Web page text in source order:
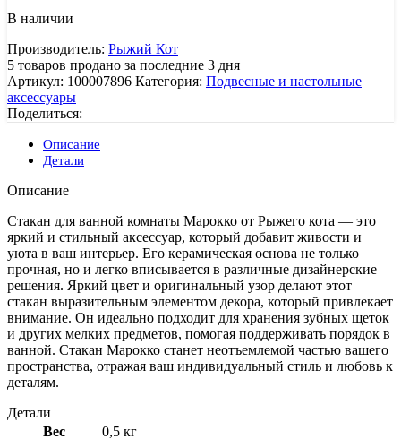
В наличии
Производитель: Рыжий Кот
5 товаров продано за последние 3 дня
Артикул: 100007896 Категория: Подвесные и настольные
аксессуары
Поделиться:
Описание
Детали
Описание
Стакан для ванной комнаты Марокко от Рыжего кота — это
яркий и стильный аксессуар, который добавит живости и
уюта в ваш интерьер. Его керамическая основа не только
прочная, но и легко вписывается в различные дизайнерские
решения. Яркий цвет и оригинальный узор делают этот
стакан выразительным элементом декора, который привлекает
внимание. Он идеально подходит для хранения зубных щеток
и других мелких предметов, помогая поддерживать порядок в
ванной. Стакан Марокко станет неотъемлемой частью вашего
пространства, отражая ваш индивидуальный стиль и любовь к
деталям.
Детали
Вес
0,5 кг